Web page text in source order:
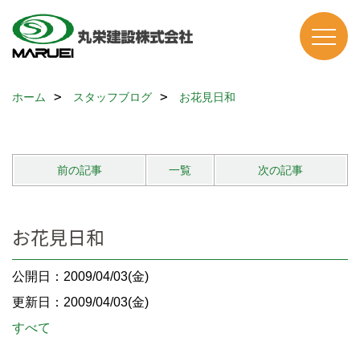
ホーム スタッフブログ お花見日和
前の記事 一覧 次の記事
お花見日和
公開日：2009/04/03(金)
更新日：2009/04/03(金)
すべて